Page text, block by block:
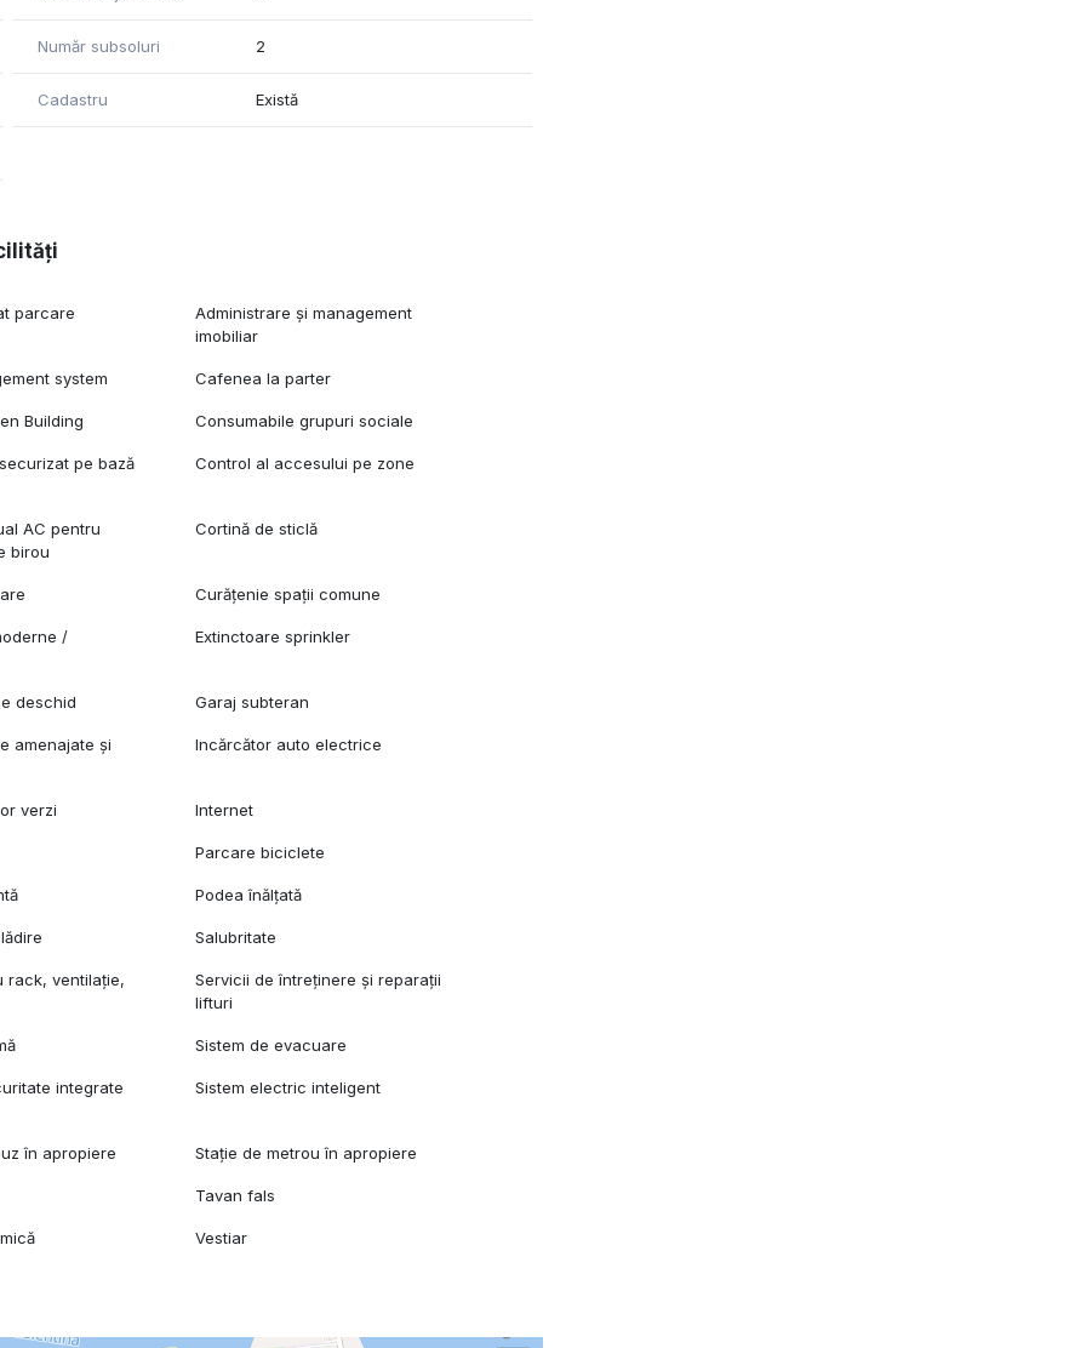
Număr subsoluri 2
Cadastru Există
parcare
Administrare și management
imobiliar
system Cafenea la parter
Building Consumabile grupuri sociale
pe bază
Control al accesului pe zone
AC pentru
birou
Cortină de sticlă
Curățenie spații comune
/
Extinctoare sprinkler
deschid Garaj subteran
amenajate și
Incărcător auto electrice
verzi Internet
Parcare biciclete
Podea înălțată
Salubritate
rack, ventilație,
Servicii de întreținere și reparații
lifturi
Sistem de evacuare
integrate
Sistem electric inteligent
în apropiere Stație de metrou în apropiere
Tavan fals
Vestiar